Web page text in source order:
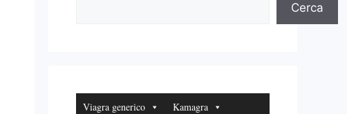
Cerca
Viagra generico Kamagra